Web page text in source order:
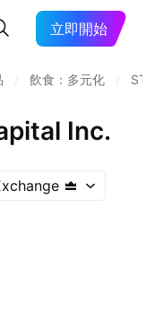
立即開始
飲食：多元化
Inc.